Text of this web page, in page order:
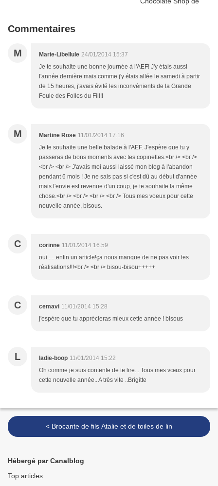
Commentaires
M Marie-Libellule 24/01/2014 15:37
Je te souhaite une bonne journée à l'AEF! J'y étais aussi
l'année dernière mais comme j'y étais allée le samedi à partir
de 15 heures, j'avais évité les inconvénients de la Grande
Foule des Folles du Fil!!!
M Martine Rose 11/01/2014 17:16
Je te souhaite une belle balade à l'AEF. J'espère que tu y
passeras de bons moments avec tes copinettes.<br /> <br />
<br /> <br /> J'avais moi aussi laissé mon blog à l'abandon
pendant 6 mois ! Je ne sais pas si c'est dû au début d'année
mais l'envie est revenue d'un coup, je te souhaite la même
chose.<br /> <br /> <br /> <br /> Tous mes voeux pour cette
nouvelle année, bisous.
C corinne 11/01/2014 16:59
oui......enfin un article!ça nous manque de ne pas voir tes
réalisations!!!<br /> <br /> bisou-bisou+++++
C cemavi 11/01/2014 15:28
j'espère que tu apprécieras mieux cette année ! bisous
L ladie-boop 11/01/2014 15:22
Oh comme je suis contente de te lire... Tous mes vœux pour
cette nouvelle année.. A très vite ..Brigitte
< Brocante de fils Atalie et de toiles de lin
Hébergé par Canalblog
Top articles